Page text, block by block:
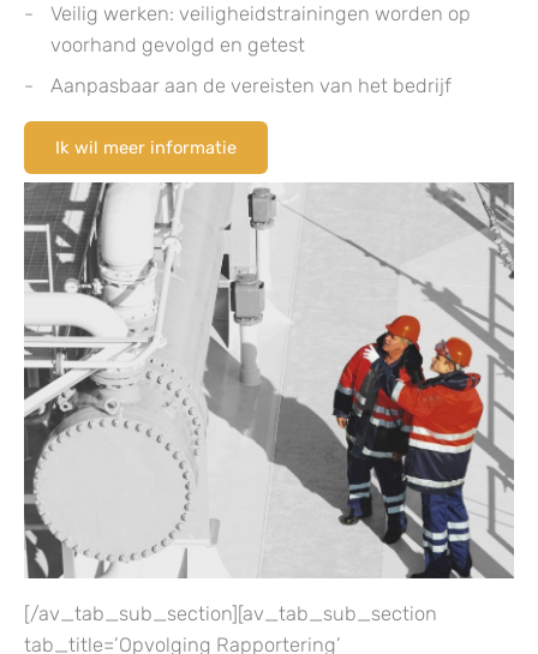
Veilig werken: veiligheidstrainingen worden op
voorhand gevolgd en getest
Aanpasbaar aan de vereisten van het bedrijf
Ik wil meer informatie
[/av_tab_sub_section][av_tab_sub_section
tab_title=’Opvolging Rapportering’